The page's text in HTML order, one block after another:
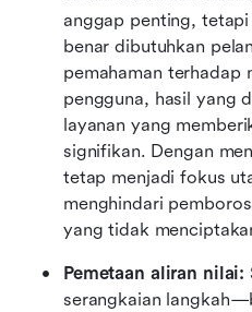
anggap penting,
benar dibutuhkan
pemahaman terhadap
pengguna, hasil yang
layanan yang
signifikan. Dengan
tetap menjadi fokus
menghindari
yang tidak
Pemetaan aliran nilai:
serangkaian